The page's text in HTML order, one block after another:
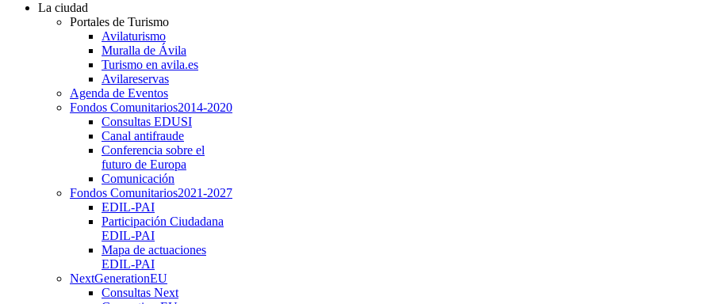
La ciudad
Portales de Turismo
Avilaturismo
Muralla de Ávila
Turismo en avila.es
Avilareservas
Agenda de Eventos
Fondos Comunitarios2014-2020
Consultas EDUSI
Canal antifraude
Conferencia sobre el
futuro de Europa
Comunicación
Fondos Comunitarios2021-2027
EDIL-PAI
Participación Ciudadana
EDIL-PAI
Mapa de actuaciones
EDIL-PAI
NextGenerationEU
Consultas Next